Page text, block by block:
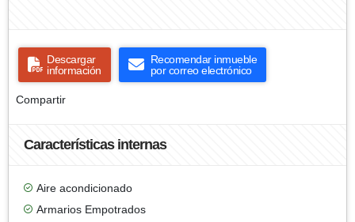
Descargar
información
Recomendar inmueble
por correo electrónico
Compartir
Características internas
Aire acondicionado
Armarios Empotrados